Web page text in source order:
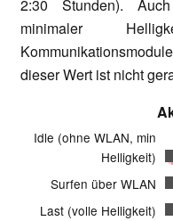
2:30 Stunden).
minimaler
dieser Wert ist nicht
Idle (ohne WLAN, min
Helligkeit)
Surfen über WLAN
Last (volle Helligkeit)